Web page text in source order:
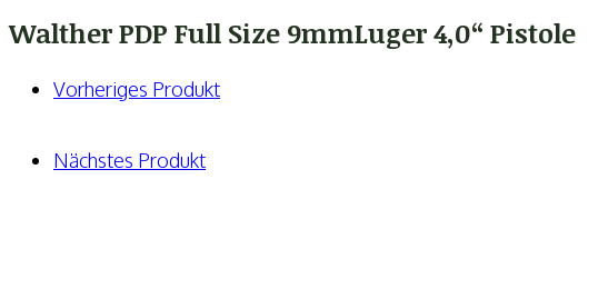
9mmLuger
4,0''
Menge
Walther PDP Full Size 9mmLuger 4,0“ Pistole
Vorheriges Produkt
Nächstes Produkt